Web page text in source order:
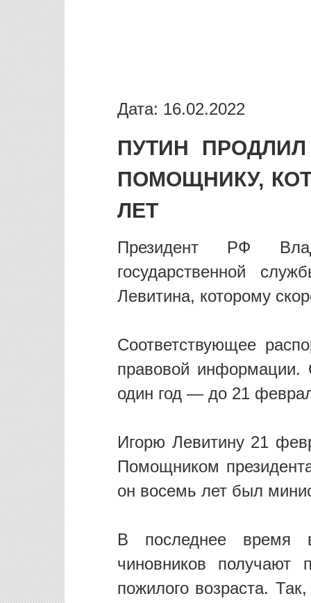
Дата: 16.02.2022
ПУТИН
ПОМОЩНИКУ,
ЛЕТ
Президент РФ
государственной
Левитина, которому
Соответствующее
правовой информации.
один год — до 21
Игорю Левитину 21
Помощником
он восемь лет был
В последнее время
чиновников получают
пожилого возраста.